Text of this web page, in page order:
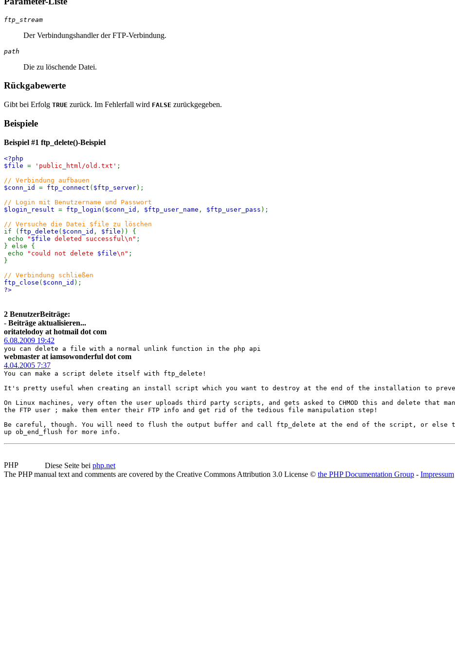
ftp_stream
Der Verbindungshandler der FTP-Verbindung.
path
Die zu löschende Datei.
Rückgabewerte
Gibt bei Erfolg TRUE zurück. Im Fehlerfall wird FALSE zurückgegeben.
Beispiele
Beispiel #1 ftp_delete()-Beispiel
<?php
$file = 'public_html/old.txt' ;
// Verbindung aufbauen
$conn_id = ftp_connect ( $ftp_server);
// Login mit Benutzername und Passwort
$login_result = ftp_login ( $conn_id , $ftp_user_name , $ftp_user_pass );
// Versuche die Datei $file zu löschen
if ( ftp_delete ( $conn_id , $file )) {
echo
" $file deleted successful\n" ;
} else {
echo
"could not delete $file\n" ;
}
// Verbindung schließen
ftp_close ( $conn_id );
?>
2 BenutzerBeiträge:
- Beiträge aktualisieren...
oritatelodoy at hotmail dot com
6.08.2009 19:42
you can delete a file with a normal unlink function in the php api
webmaster at iamsowonderful dot com
4.04.2005 7:37
You can make a script delete itself with ftp_delete!
It's pretty useful when creating an install script which you want to destroy at the end of the installation to
On Linux machines, very often the user uploads third party scripts, and gets asked to CHMOD this and delete that
the FTP user ; make them enter their FTP info and get rid of the tedious file manipulation step!
Be careful, though. You will need to flush the output buffer and call ftp_delete at the end of the script, or
up ob_end_flush for more info.
Diese Seite bei php.net
The PHP manual text and comments are covered by the Creative Commons Attribution 3.0 License © the PHP Documentation Group - Impressum